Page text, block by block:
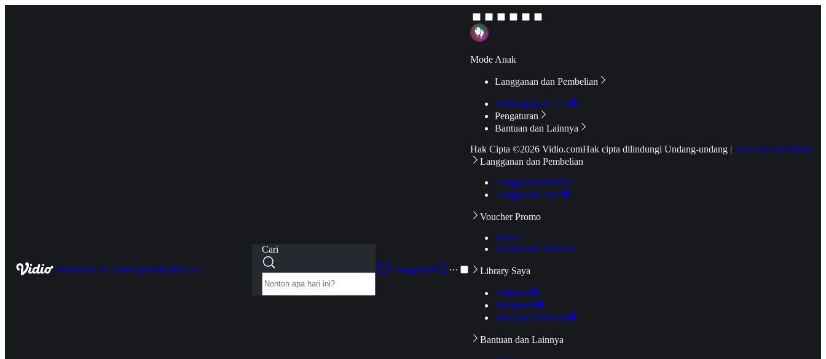
HomeLiveTV ShowSportsKidsNews
Cari
Langganan
···
Mode Anak
Langganan dan Pembelian
Hubungkan ke TV
Pengaturan
Bantuan dan Lainnya
Hak Cipta ©2026 Vidio.comHak cipta dilindungi Undang-undang | Syarat & Ketentuan
Langganan dan Pembelian
Langganan Premier
Langganan Aktif
Voucher Promo
Promo
Pakai Kode Voucher
Library Saya
Daftarku
Mengikuti
Riwayat Tontonan
Bantuan dan Lainnya